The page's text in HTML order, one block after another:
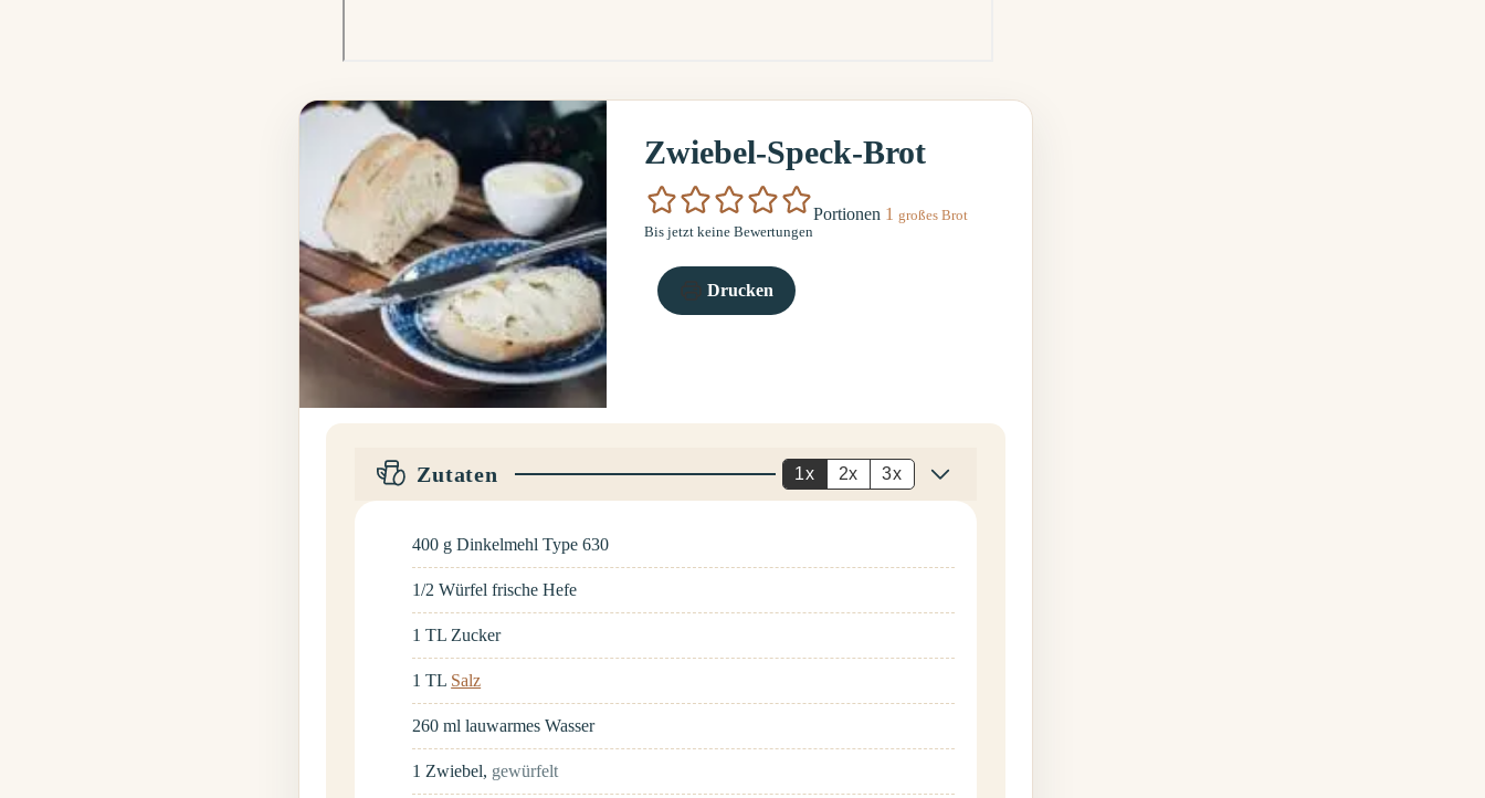
Zwiebel-Speck-Brot
Bis jetzt keine Bewertungen
Drucken
Portionen 1 großes Brot
Zutaten 1x 2x 3x
400 g Dinkelmehl Type 630
1/2 Würfel frische Hefe
1 TL Zucker
1 TL Salz
260 ml lauwarmes Wasser
1 Zwiebel, gewürfelt